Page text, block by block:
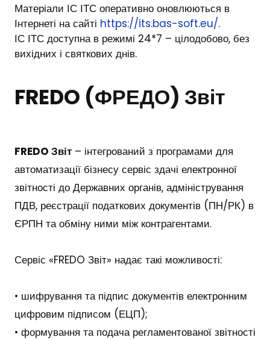
Матеріали ІС ІТС оперативно оновлюються в
Інтернеті на сайті https://its.bas-soft.eu/.
ІС ІТС доступна в режимі 24*7 – цілодобово, без
вихідних і святкових днів.
FREDO (ФРЕДО) Звіт
FREDO Звіт – інтегрований з програмами для
автоматизації бізнесу сервіс здачі електронної
звітності до Державних органів, адміністрування
ПДВ, реєстрації податкових документів (ПН/РК) в
ЄРПН та обміну ними між контрагентами.
Сервіс «FREDO Звіт» надає такі можливості:
• шифрування та підпис документів електронним
цифровим підписом (ЕЦП);
• формування та подача регламентованої звітності